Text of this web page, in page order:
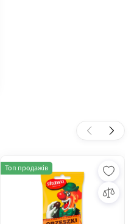
Топ продажів